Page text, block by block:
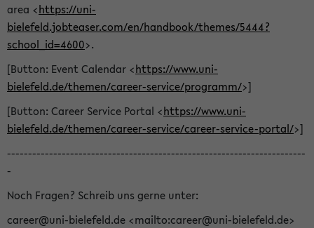
area <https://uni-
bielefeld.jobteaser.com/en/handbook/themes/5444?
school_id=4600>.
[Button: Event Calendar <https://www.uni-
bielefeld.de/themen/career-service/programm/>]
[Button: Career Service Portal <https://www.uni-
bielefeld.de/themen/career-service/career-service-portal/>]
-----------------------------------------------------------------------
-
Noch Fragen? Schreib uns gerne unter:
career@uni-bielefeld.de <mailto:career@uni-bielefeld.de>